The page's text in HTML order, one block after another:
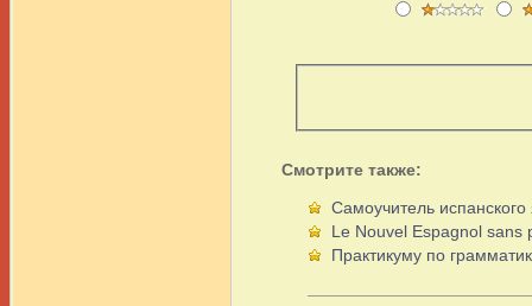
Смотрите также:
Самоучитель испанского
Le Nouvel Espagnol sans
Практикуму по